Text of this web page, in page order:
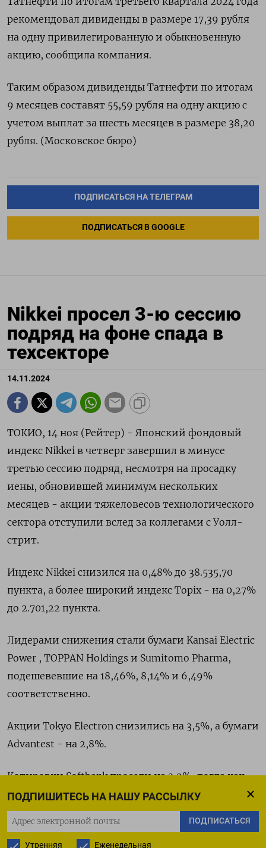
ПОДПИШИТЕСЬ НА НАШУ РАССЫЛКУ
ПОДПИСАТЬСЯ
Утренняя Еженедельная
рекомендовал дивиденды в размере 17,39 рубля
на одну привилегированную и обыкновенную
акцию, сообщила компания.
Таким образом дивиденды Татнефти по итогам
9 месяцев составят 55,59 рубля на одну акцию с
учетом выплат за шесть месяцев в размере 38,20
рубля. (Московское бюро)
ПОДПИСАТЬСЯ НА ТЕЛЕГРАМ
ПОДПИСАТЬСЯ В GOOGLE
Nikkei просел 3-ю сессию
подряд на фоне спада в
техсекторе
14.11.2024
ТОКИО, 14 ноя (Рейтер) - Японский фондовый
индекс Nikkei в четверг завершил в минусе
третью сессию подряд, несмотря на просадку
иены, обновившей минимум нескольких
месяцев - акции тяжеловесов технологического
сектора отступили вслед за коллегами с Уолл-
стрит.
Индекс Nikkei снизился на 0,48% до 38.535,70
пункта, а более широкий индекс Topix - на 0,27%
до 2.701,22 пункта.
Лидерами снижения стали бумаги Kansai Electric
Power , TOPPAN Holdings и Sumitomo Pharma,
подешевевшие на 18,46​%, 8,14% и 6,49%
соответственно.
Акции Tokyo Electron снизились на 3,5%, а бумаги
Advantest - на 2,8%.
Котировки Softbank просели на 3,2%, тогда как
акции Fast Retailing, оператора магазинов
одежды Uniqlo, подорожали на 1,4%.​
Оригинал сообщения на английском языке